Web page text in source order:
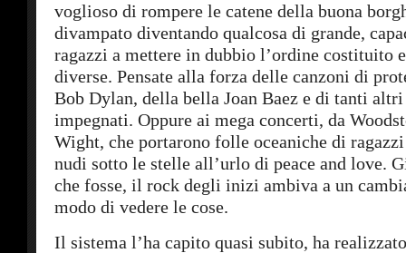
voglioso di rompere le catene della buona
divampato diventando qualcosa di grande,
ragazzi a mettere in dubbio l’ordine costituito
diverse. Pensate alla forza delle canzoni di
Bob Dylan, della bella Joan Baez e di tanti
impegnati. Oppure ai mega concerti, da
Wight, che portarono folle oceaniche di
nudi sotto le stelle all’urlo di peace and love.
che fosse, il rock degli inizi ambiva a un
modo di vedere le cose.
Il sistema l’ha capito quasi subito, ha